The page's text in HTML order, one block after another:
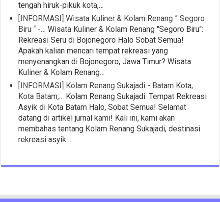
tengah hiruk-pikuk kota,…
[INFORMASI] Wisata Kuliner & Kolam Renang ” Segoro
Biru “ -… Wisata Kuliner & Kolam Renang "Segoro Biru":
Rekreasi Seru di Bojonegoro Halo Sobat Semua!
Apakah kalian mencari tempat rekreasi yang
menyenangkan di Bojonegoro, Jawa Timur? Wisata
Kuliner & Kolam Renang…
[INFORMASI] Kolam Renang Sukajadi - Batam Kota,
Kota Batam,… Kolam Renang Sukajadi: Tempat Rekreasi
Asyik di Kota Batam Halo, Sobat Semua! Selamat
datang di artikel jurnal kami! Kali ini, kami akan
membahas tentang Kolam Renang Sukajadi, destinasi
rekreasi asyik…